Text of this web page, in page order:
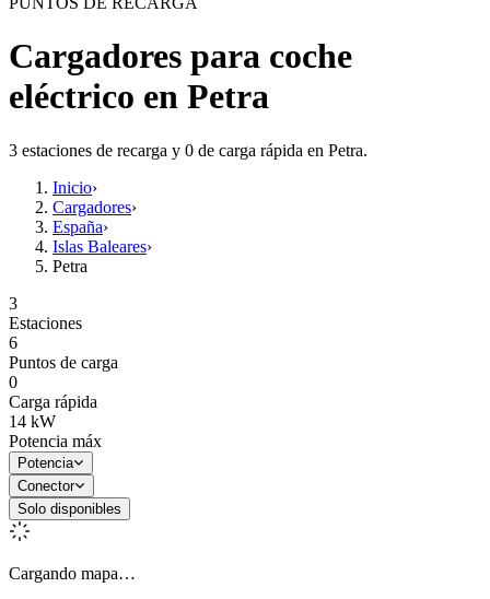
Cargadores para coche
eléctrico en Petra
3 estaciones de recarga y 0 de carga rápida en Petra.
Inicio›
Cargadores›
España›
Islas Baleares›
Petra
3
Estaciones
6
Puntos de carga
0
Carga rápida
14 kW
Potencia máx
Potencia
Conector
Solo disponibles
Cargando mapa…